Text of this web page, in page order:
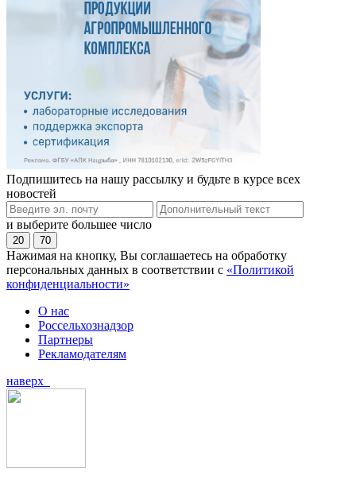
Подпишитесь на нашу рассылку и будьте в курсе всех
новостей
и выберите большее число
20 70
Нажимая на кнопку, Вы соглашаетесь на обработку
персональных данных в соответствии с «Политикой
конфиденциальности»
О нас
Россельхознадзор
Партнеры
Рекламодателям
наверх